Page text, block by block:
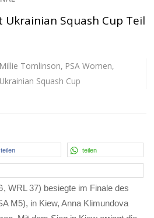
Squash Cup Teil
Millie Tomlinson, PSA Women,
Ukrainian Squash Cup
teilen teilen
WRL 37) besiegte im Finale des
M5), in Kiew, Anna Klimundova